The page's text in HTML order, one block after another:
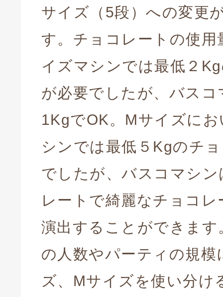
サイズ（5段）への変更
す。チョコレートの使用
イズマシンでは最低２
が必要でしたが、バスコ
1KgでOK。Mサイズに
シンでは最低５Kgのチ
でしたが、バスコマシ
レートで綺麗なチョコ
演出することができます
の人数やパーティの規
ズ、Mサイズを使い分け